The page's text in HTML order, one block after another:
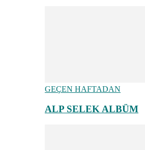
GEÇEN HAFTADAN
ALP SELEK ALBÜM